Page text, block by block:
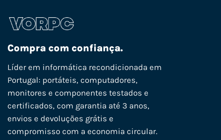
Compra com confiança.
Líder em informática recondicionada em
Portugal: portáteis, computadores,
monitores e componentes testados e
certificados, com garantia até 3 anos,
envios e devoluções grátis e
compromisso com a economia circular.